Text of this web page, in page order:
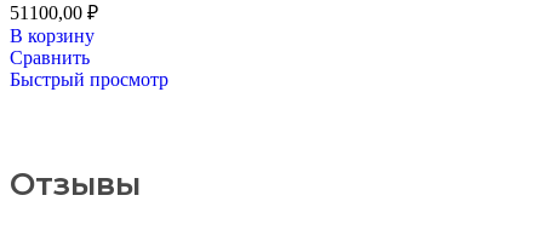
51100,00 ₽
В корзину
Сравнить
Быстрый просмотр
Отзывы